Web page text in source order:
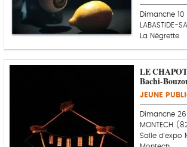
Dimanche
LABASTIDE-
La Négrette
LE
Bachi-
JEUNE
Dimanche
MONTECH
Salle d'expo